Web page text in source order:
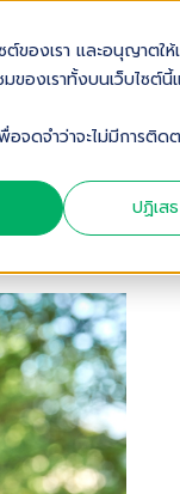
องเรา และอนุญาตให้
ของเราทั้งบนเว็บไซต์นี้
จดจำว่าจะไม่มีการติด
ปฏิเสธ